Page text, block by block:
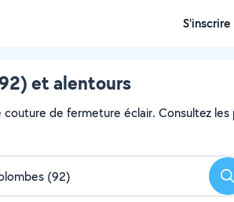
S'inscrire
et alentours
de fermeture éclair. Consultez